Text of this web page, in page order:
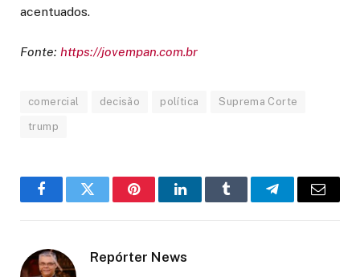
acentuados.
Fonte: https://jovempan.com.br
comercial decisão política Suprema Corte
trump
FacebookTwitter PinterestLinkedInTumblr TelegramEmail
Repórter News